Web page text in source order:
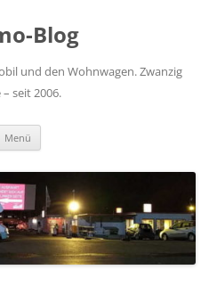
Blog
und den Wohnwagen. Zwanzig
– seit 2006.
Menü